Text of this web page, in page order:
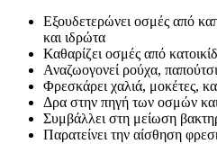
Εξουδετερώνει οσμές από
και ιδρώτα
Καθαρίζει οσμές από
Αναζωογονεί ρούχα,
Φρεσκάρει χαλιά, μοκέτες,
Δρα στην πηγή των οσμών
Συμβάλλει στη μείωση
Παρατείνει την αίσθηση